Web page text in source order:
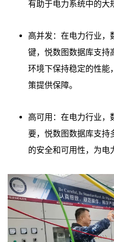
有助于电力系统中的大
高并发：在电力行业，
键，悦数图数据库支持
环境下保持稳定的性能
策提供保障。
高可用：在电力行业，
要，悦数图数据库支持
的安全和可用性，为电